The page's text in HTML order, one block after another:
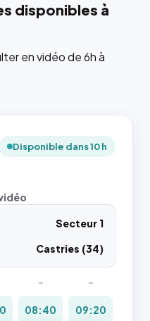
disponibles à
en vidéo de 6h à
Disponible dans 10 h
Secteur 1
Castries (34)
-
-
08:40 09:20